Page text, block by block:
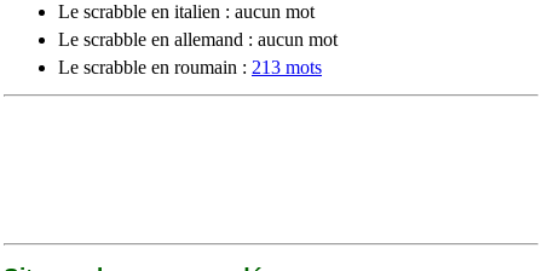
Le scrabble en italien : aucun mot
Le scrabble en allemand : aucun mot
Le scrabble en roumain : 213 mots